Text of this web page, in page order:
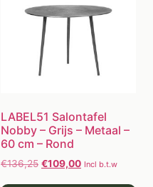
LABEL51 Salontafel
Nobby – Grijs – Metaal –
60 cm – Rond
€136,25 €109,00 Incl b.t.w